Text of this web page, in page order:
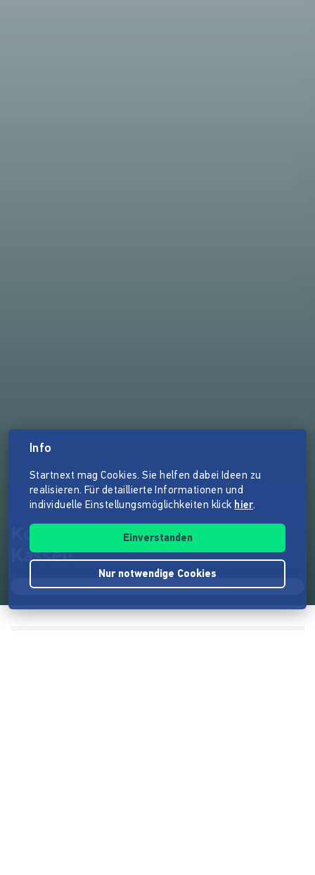
KolorCubes - Bunte Wände für
Kassel!
Info
Startnext mag Cookies. Sie helfen dabei Ideen zu
realisieren. Für detaillierte Informationen und
individuelle Einstellungsmöglichkeiten klick hier.
Einverstanden
Nur notwendige Cookies